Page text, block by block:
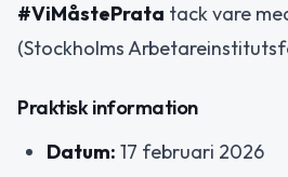
#ViMåstePrata tack vare
(Stockholms
Praktisk information
Datum: 17 februari 2026